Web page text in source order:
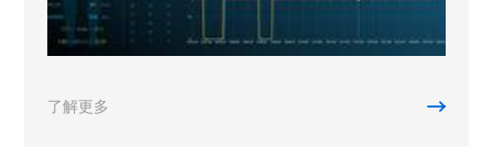
了解更多 